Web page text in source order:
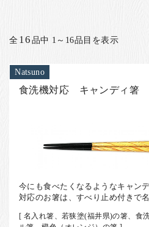
法人・飲食店のお客様
お客様の声
店舗紹介
箸ブログ
全16品中 1～16品目を表示
Natsuno
食洗機対応 キャンディ箸
今にも食べたくなるようなキャン
対応のお箸は、すべり止め付きで
[ 名入れ箸、若狭塗(福井県)の箸、食